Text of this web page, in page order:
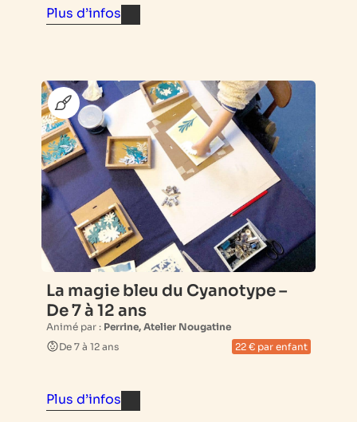
Plus d’infos
La magie bleu du Cyanotype –
De 7 à 12 ans
Animé par : Perrine, Atelier Nougatine
De 7 à 12 ans
22 € par enfant
Plus d’infos